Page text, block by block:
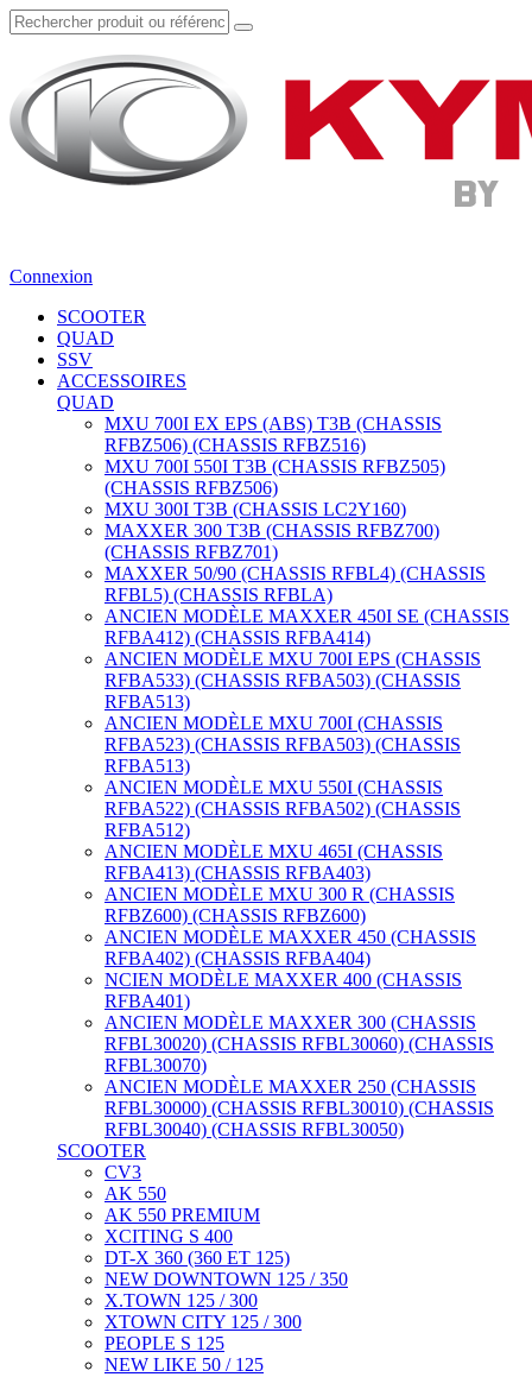
Connexion
SCOOTER
QUAD
SSV
ACCESSOIRES
QUAD
MXU 700I EX EPS (ABS) T3B (CHASSIS
RFBZ506) (CHASSIS RFBZ516)
MXU 700I 550I T3B (CHASSIS RFBZ505)
(CHASSIS RFBZ506)
MXU 300I T3B (CHASSIS LC2Y160)
MAXXER 300 T3B (CHASSIS RFBZ700)
(CHASSIS RFBZ701)
MAXXER 50/90 (CHASSIS RFBL4) (CHASSIS
RFBL5) (CHASSIS RFBLA)
ANCIEN MODÈLE MAXXER 450I SE (CHASSIS
RFBA412) (CHASSIS RFBA414)
ANCIEN MODÈLE MXU 700I EPS (CHASSIS
RFBA533) (CHASSIS RFBA503) (CHASSIS
RFBA513)
ANCIEN MODÈLE MXU 700I (CHASSIS
RFBA523) (CHASSIS RFBA503) (CHASSIS
RFBA513)
ANCIEN MODÈLE MXU 550I (CHASSIS
RFBA522) (CHASSIS RFBA502) (CHASSIS
RFBA512)
ANCIEN MODÈLE MXU 465I (CHASSIS
RFBA413) (CHASSIS RFBA403)
ANCIEN MODÈLE MXU 300 R (CHASSIS
RFBZ600) (CHASSIS RFBZ600)
ANCIEN MODÈLE MAXXER 450 (CHASSIS
RFBA402) (CHASSIS RFBA404)
NCIEN MODÈLE MAXXER 400 (CHASSIS
RFBA401)
ANCIEN MODÈLE MAXXER 300 (CHASSIS
RFBL30020) (CHASSIS RFBL30060) (CHASSIS
RFBL30070)
ANCIEN MODÈLE MAXXER 250 (CHASSIS
RFBL30000) (CHASSIS RFBL30010) (CHASSIS
RFBL30040) (CHASSIS RFBL30050)
SCOOTER
CV3
AK 550
AK 550 PREMIUM
XCITING S 400
DT-X 360 (360 ET 125)
NEW DOWNTOWN 125 / 350
X.TOWN 125 / 300
XTOWN CITY 125 / 300
PEOPLE S 125
NEW LIKE 50 / 125